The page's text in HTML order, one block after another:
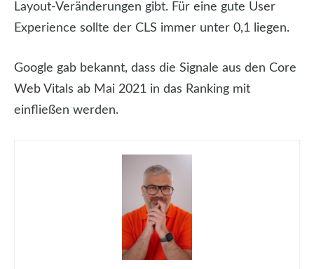
Layout-Veränderungen gibt. Für eine gute User
Experience sollte der CLS immer unter 0,1 liegen.
Google gab bekannt, dass die Signale aus den Core
Web Vitals ab Mai 2021 in das Ranking mit
einfließen werden.